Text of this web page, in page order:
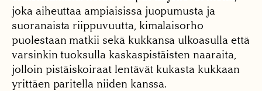
joka aiheuttaa ampiaisissa juopumusta ja
suoranaista riippuvuutta, kimalaisorho
puolestaan matkii sekä kukkansa ulkoasulla että
varsinkin tuoksulla kaskaspistäisten naaraita,
jolloin pistäiskoiraat lentävät kukasta kukkaan
yrittäen paritella niiden kanssa.